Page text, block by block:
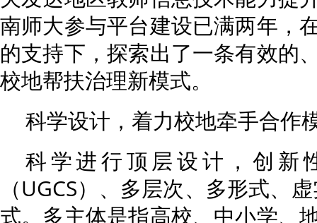
南师大参与平台建设已满两年，
的支持下，探索出了一条有效的
校地帮扶治理新模式。
科学设计，着力校地牵手合作
科学进行顶层设计，创新
（UGCS）、多层次、多形式、
式。多主体是指高校、中小学、